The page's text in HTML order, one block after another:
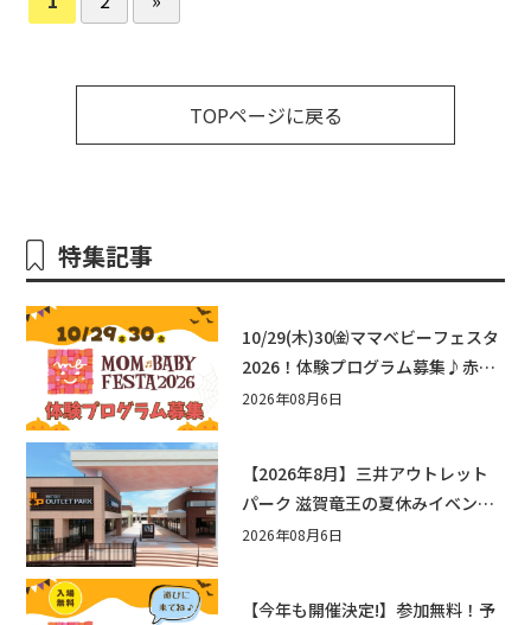
TOPページに戻る
特集記事
10/29(木)30㈮ママベビーフェスタ
2026！体験プログラム募集♪赤ち
ゃん向けイベントに出演しません
2026年08月6日
【2026年8月】三井アウトレット
パーク 滋賀竜王の夏休みイベント
まとめ！びしょぬれ水あそび・激
2026年08月6日
【今年も開催決定!】参加無料！予